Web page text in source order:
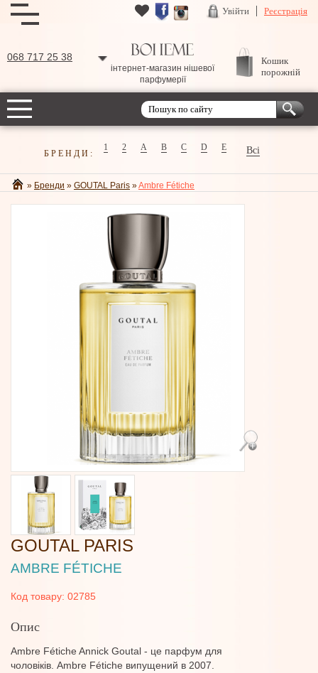
Увійти Реєстрація
068 717 25 38
інтернет-магазин нішевої
парфумерії
Кошик
порожній
БРЕНДИ:
1 2 A B C D E Всі
» Бренди » GOUTAL Paris »Ambre Fétiche
GOUTAL PARIS
AMBRE FÉTICHE
Код товару: 02785
Опис
Ambre Fétiche Annick Goutal - це парфум для
чоловіків. Ambre Fétiche випущений в 2007.